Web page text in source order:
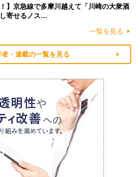
】京急線で多摩川越えて「川崎の大衆酒
寄せるノス…
一覧を見る
者・連載の一覧を見る